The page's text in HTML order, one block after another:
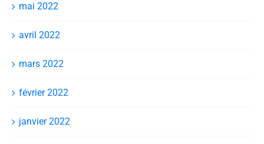
mai 2022
avril 2022
mars 2022
février 2022
janvier 2022